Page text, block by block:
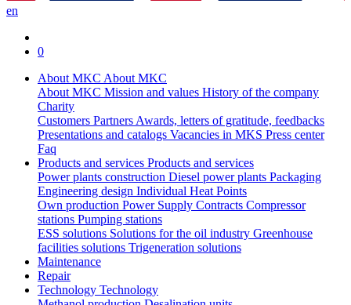
en
0
About MKC About MKC
About MKC Mission and values History of the company
Charity
Customers PartnersAwards, letters of gratitude, feedbacks
Presentations and catalogs Vacancies in MKS Press center
Faq
Products and services Products and services
Power plants construction Diesel power plants Packaging
Engineering design Individual Heat Points
Own production Power Supply Contracts Compressor
stations Pumping stations
ESS solutions Solutions for the oil industry Greenhouse
facilities solutions Trigeneration solutions
Maintenance
Repair
Technology Technology